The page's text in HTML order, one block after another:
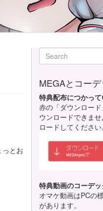
とお
MEGAとコーデ
特典配布につかっ
赤の「ダウンロー
ウンロードできま
ロードしてください
特典動画のコーデッ
オマケ動画はPCの
があります。